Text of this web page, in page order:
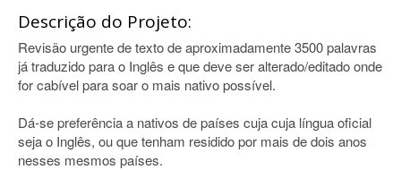
Descrição do Projeto:
Revisão urgente de texto de aproximadamente 3500 palavras
já traduzido para o Inglês e que deve ser alterado/editado onde
for cabível para soar o mais nativo possível.
Dá-se preferência a nativos de países cuja cuja língua oficial
seja o Inglês, ou que tenham residido por mais de dois anos
nesses mesmos países.